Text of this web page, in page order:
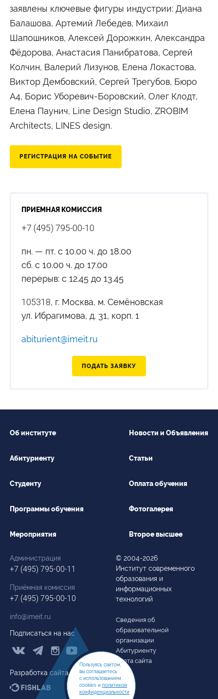
Сведения об образовательной организации
заявлены ключевые фигуры индустрии: Диана
Балашова, Артемий Лебедев, Михаил
Шапошников, Алексей Дорожкин, Александра
Фёдорова, Анастасия Панибратова, Сергей
Колчин, Валерий Лизунов, Елена Локастова,
Виктор Дембовский, Сергей Трегубов, Бюро
А4, Борис Уборевич-Боровский, Олег Клодт,
Елена Паунич, Line Design Studio, ZROBIM
Architects, LINES design.
РЕГИСТРАЦИЯ НА СОБЫТИЕ
ПРИЕМНАЯ КОМИССИЯ
+7 (495) 795-00-10
пн. — пт. с 10.00 ч. до 18.00
сб. с 10.00 ч. до 17.00
перерыв: с 12.45 до 13.45
105318, г. Москва, м. Семёновская
ул. Ибрагимова, д. 31, корп. 1
abiturient@imeit.ru
ПОДАТЬ ЗАЯВКУ
Об институте
Абитуриенту
Студенту
Программы обучения
Мероприятия
Новости и Объявления
Статьи
Оплата обучения
Фотогалерея
Второе высшее
Подписаться на нас
  
Разработка сайта
Администрация
+7 (495) 795-00-11
Приёмная комиссия
+7 (495) 795-00-10
info@imeit.ru
© 2004-2026
Институт современного
образования и
информационных
технологий
Сведения об
образовательной
организации
Абитуриенту
Карта сайта
Пользуясь сайтом,
вы соглашаетесь
с использованием
cookies и политикой
конфиденциальности